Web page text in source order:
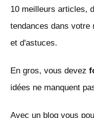
10 meilleurs articles,
tendances dans votre
et d'astuces.
En gros, vous devez
idées ne manquent
Avec un blog vous